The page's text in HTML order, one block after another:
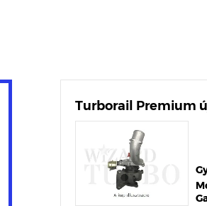
Turborail Premium